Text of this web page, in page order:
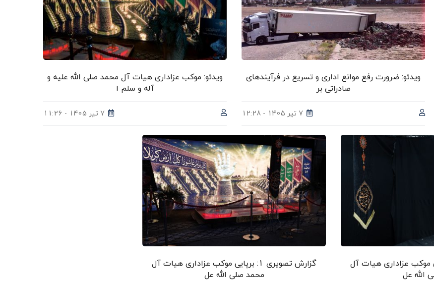
ویدئو: ضرورت رفع موانع اداری و تسریع در فرآیندهای
صادراتی بر
7 تیر 1405 - 12:28
ویدئو: موکب عزاداری هیات آل محمد صلی الله علیه و
آله و سلم ا
7 تیر 1405 - 11:26
2: برپایی موکب عزاداری هیات آل
الله عل
گزارش تصویری 1: برپایی موکب عزاداری هیات آل
محمد صلی الله عل